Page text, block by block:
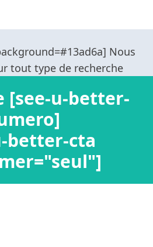
[see-u-better-
better-cta